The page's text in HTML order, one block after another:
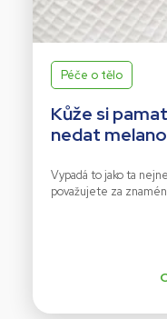
Péče o tělo
Kůže si
nedat
Vypadá to jako ta
považujete za